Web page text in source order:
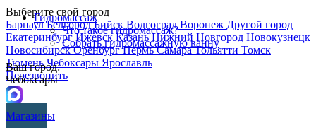
Выберите свой город
БарнаулБелгородБийск ВолгоградВоронеж Другой город
ЕкатеринбургИжевскКазаньНижний Новгород Новокузнецк
НовосибирскОренбургПермьСамараТольятти Томск
ТюменьЧебоксары Ярославль
Перезвонить
Гидромассаж
Что такое гидромассаж?
Собрать гидромассажную ванну
Ваш город:
Чебоксары
Магазины